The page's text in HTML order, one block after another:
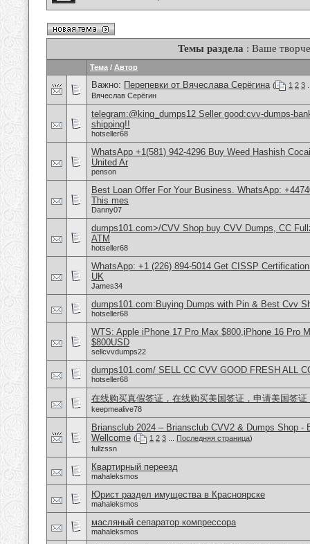
Темы раздела : Ваше
Тема / Автор
Важно: Перепевки от Вячеслава Серёгина ( 1 2 3
Вячеслав Серёгин
telegram:@king_dumps12 Seller good:cvv-dumps-
shipping!!
hotseller68
WhatsApp +1(581) 942-4296 Buy Weed Hashish
United Ar
penson
Best Loan Offer For Your Business. WhatsApp:
This mes
Danny07
dumps101.com>/CVV Shop buy CVV Dumps, CC
ATM
hotseller68
WhatsApp: +1 (226) 894-5014​ Get CISSP
UK
James34
dumps101.com:Buying Dumps with Pin & Best Cvv
hotseller68
WTS: Apple iPhone 17 Pro Max $800,iPhone 16 Pro
$800USD
sellcvvdumps22
dumps101.com/ SELL CC CVV GOOD FRESH ALL
hotseller68
在线购买真假签证，在线购买美国签证，申请美国签证
keepmealive78
Briansclub 2024 – Briansclub CVV2 & Dumps Shop -
Wellcome ( 1 2 3 Последняя страница)
fullzssn
Квартирный переезд
mahaleksmos
Юрист раздел имущества в Красноярске
mahaleksmos
масляный сепаратор компрессора
mahaleksmos